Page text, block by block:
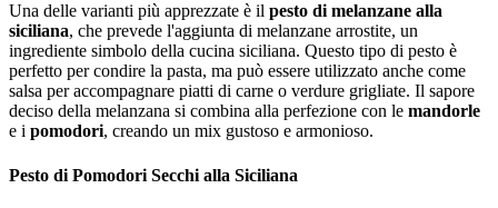
Una delle varianti più apprezzate è il pesto di melanzane alla
siciliana, che prevede l'aggiunta di melanzane arrostite, un
ingrediente simbolo della cucina siciliana. Questo tipo di pesto è
perfetto per condire la pasta, ma può essere utilizzato anche come
salsa per accompagnare piatti di carne o verdure grigliate. Il sapore
deciso della melanzana si combina alla perfezione con le mandorle
e i pomodori, creando un mix gustoso e armonioso.
Pesto di Pomodori Secchi alla Siciliana